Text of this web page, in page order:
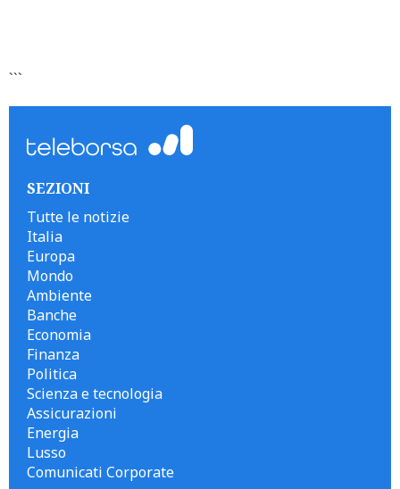
```
SEZIONI
Tutte le notizie
Italia
Europa
Mondo
Ambiente
Banche
Economia
Finanza
Politica
Scienza e tecnologia
Assicurazioni
Energia
Lusso
Comunicati Corporate